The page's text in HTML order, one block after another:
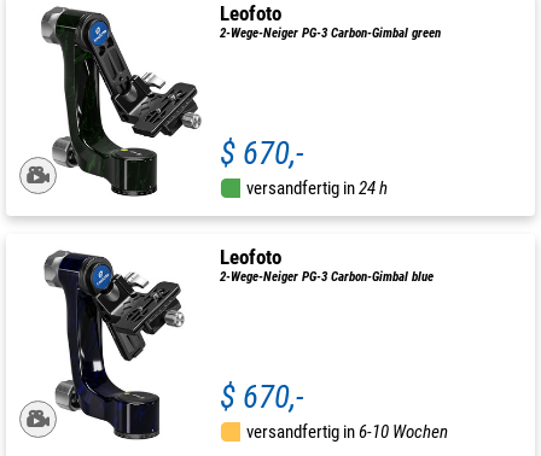
Leofoto
2-Wege-Neiger PG-3 Carbon-Gimbal green
$ 670,-
versandfertig in24 h
Leofoto
2-Wege-Neiger PG-3 Carbon-Gimbal blue
$ 670,-
versandfertig in6-10 Wochen